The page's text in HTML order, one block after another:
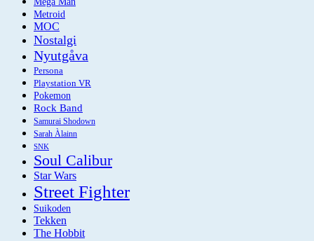
Metroid
MOC
Nostalgi
Nyutgåva
Persona
Playstation VR
Pokemon
Rock Band
Samurai Shodown
Sarah Àlainn
SNK
Soul Calibur
Star Wars
Street Fighter
Suikoden
Tekken
The Hobbit